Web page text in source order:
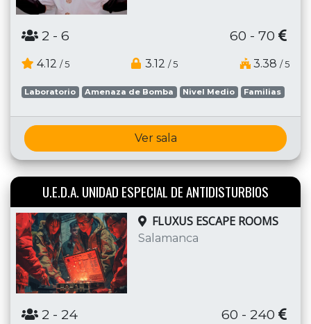
2 - 6 60 - 70
4.12 / 5 3.12 / 5 3.38 / 5
Laboratorio Amenaza de Bomba Nivel Medio Familias
Ver sala
U.E.D.A. UNIDAD ESPECIAL DE ANTIDISTURBIOS
FLUXUS ESCAPE ROOMS
Salamanca
2 - 24 60 - 240